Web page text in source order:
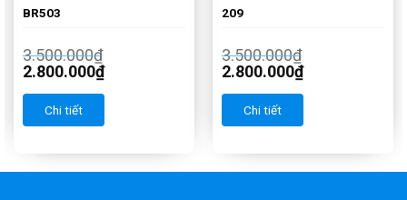
BR503
3.500.000₫
2.800.000₫
Chi tiết
209
3.500.000₫
2.800.000₫
Chi tiết